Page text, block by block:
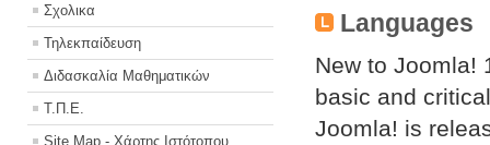
Σχολικα
Τηλεκπαίδευση
Διδασκαλία Μαθηματικών
Τ.Π.Ε.
Site Map - Χάρτης Ιστότοπου
Languages
New to Joomla!
basic and
Joomla! is